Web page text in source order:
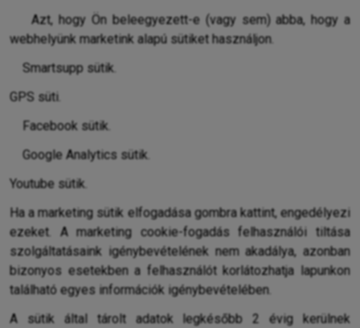
Azt, hogy Ön beleegyezett-e (vagy sem) abba, hogy a
webhelyünk marketink alapú sütiket használjon.
Smartsupp sütik.
GPS süti.
Facebook sütik.
Google Analytics sütik.
Youtube sütik.
Ha a marketing sütik elfogadása gombra kattint, engedélyezi
ezeket. A marketing cookie-fogadás felhasználói tiltása
szolgáltatásaink igénybevételének nem akadálya, azonban
bizonyos esetekben a felhasználót korlátozhatja lapunkon
található egyes információk igénybevételében.
A sütik által tárolt adatok legkésőbb 2 évig kerülnek